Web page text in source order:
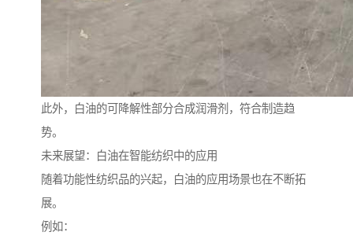
此外，白油的可降解性部分合成润滑剂，符合制造趋
势。
未来展望：白油在智能纺织中的应用
随着功能性纺织品的兴起，白油的应用场景也在不断拓
展。
例如：